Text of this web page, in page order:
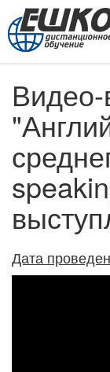
Видео-
Дата